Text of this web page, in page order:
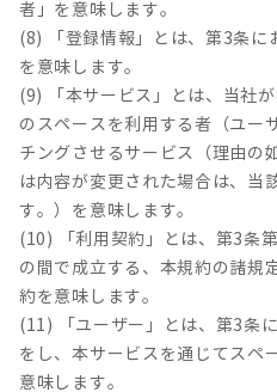
者」を意味します。
(8) 「登録情報」とは、第3条に
を意味します。
(9) 「本サービス」とは、当社
のスペースを利用する者（ユー
チングさせるサービス（理由の
は内容が変更された場合は、当
す。）を意味します。
(10) 「利用契約」とは、第3条
の間で成立する、本規約の諸規
約を意味します。
(11) 「ユーザー」とは、第3条
をし、本サービスを通じてスペ
意味します。